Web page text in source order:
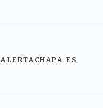
ALERTACHAPA.ES